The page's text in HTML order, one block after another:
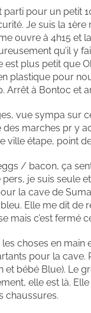
parti pour un
Je suis la 1ère
ouvre à 4h15 et
qu’il y
plus petit que
plastique pour
Arrêt à Bontoc et
vue sympa sur
des marches pr y
ville étape, point
/ bacon, ça
je suis seule
la cave de
Elle me dit de
mais c’est
les choses en
pour la cave.
bébé Blue). Le
elle est là.
chaussures.